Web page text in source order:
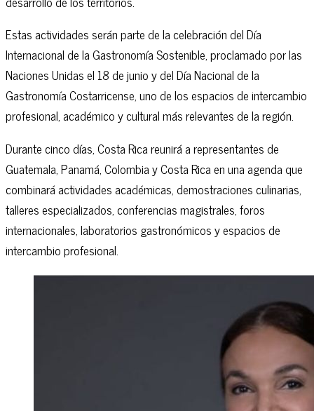
Estas actividades serán parte de la celebración del Día
Internacional de la Gastronomía Sostenible, proclamado por las
Naciones Unidas el 18 de junio y del Día Nacional de la
Gastronomía Costarricense, uno de los espacios de intercambio
profesional, académico y cultural más relevantes de la región.
Durante cinco días, Costa Rica reunirá a representantes de
Guatemala, Panamá, Colombia y Costa Rica en una agenda que
combinará actividades académicas, demostraciones culinarias,
talleres especializados, conferencias magistrales, foros
internacionales, laboratorios gastronómicos y espacios de
intercambio profesional.